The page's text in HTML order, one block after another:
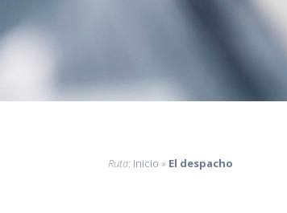
Ruta: Inicio » El despacho